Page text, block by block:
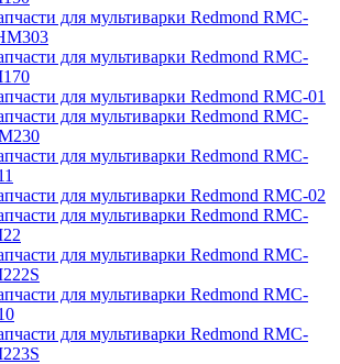
для мультиварки Redmond RMC-
для мультиварки Redmond RMC-
для мультиварки Redmond RMC-01
для мультиварки Redmond RMC-
для мультиварки Redmond RMC-
для мультиварки Redmond RMC-02
для мультиварки Redmond RMC-
для мультиварки Redmond RMC-
для мультиварки Redmond RMC-
для мультиварки Redmond RMC-